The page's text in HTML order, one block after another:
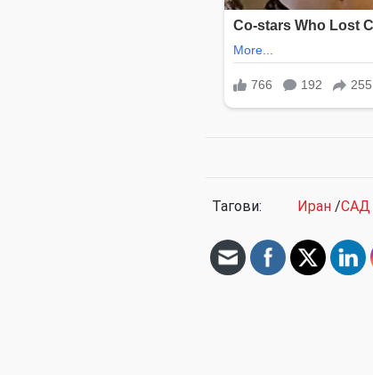
Тагови: Иран /САД